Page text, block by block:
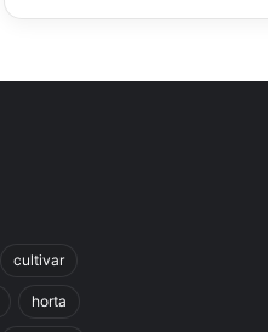
cultivar
horta